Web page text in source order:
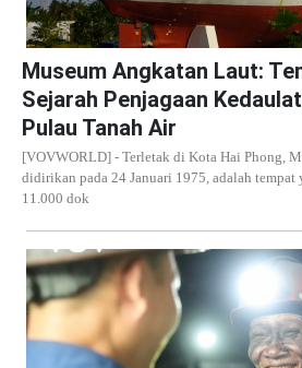
Museum Angkatan Laut:
Sejarah Penjagaan
Pulau Tanah Air
[VOVWORLD] - Terletak di Kota Hai Phong,
didirikan pada 24 Januari 1975, adalah
11.000 dok